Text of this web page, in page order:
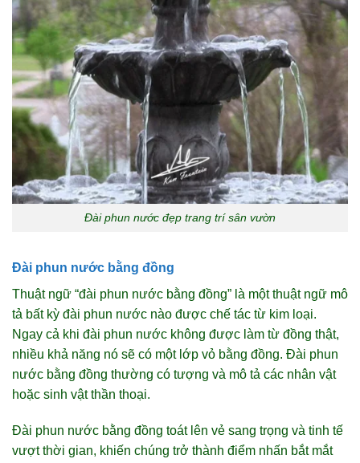
Đài phun nước đẹp trang trí sân vườn
Đài phun nước bằng đồng
Thuật ngữ “đài phun nước bằng đồng” là một thuật ngữ mô
tả bất kỳ đài phun nước nào được chế tác từ kim loại.
Ngay cả khi đài phun nước không được làm từ đồng thật,
nhiều khả năng nó sẽ có một lớp vỏ bằng đồng. Đài phun
nước bằng đồng thường có tượng và mô tả các nhân vật
hoặc sinh vật thần thoại.
Đài phun nước bằng đồng toát lên vẻ sang trọng và tinh tế
vượt thời gian, khiến chúng trở thành điểm nhấn bắt mắt